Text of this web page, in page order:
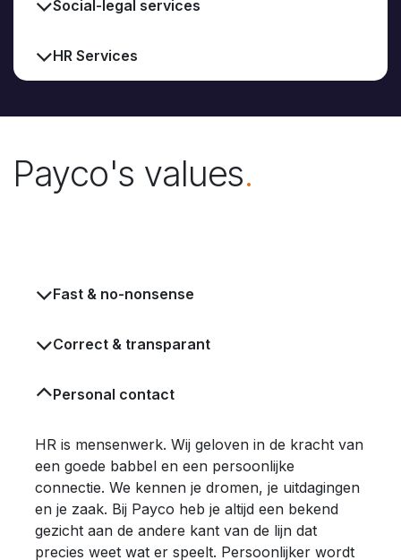
Social-legal services
HR Services
Payco's values.
Fast & no-nonsense
Correct & transparant
Personal contact
HR is mensenwerk. Wij geloven in de kracht van
een goede babbel en een persoonlijke
connectie. We kennen je dromen, je uitdagingen
en je zaak. Bij Payco heb je altijd een bekend
gezicht aan de andere kant van de lijn dat
precies weet wat er speelt. Persoonlijker wordt